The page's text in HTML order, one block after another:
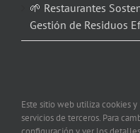
🌱 Restaurantes
Gestión de Residuos
Copyright 2012 – 2026
Este sitio web utiliza cookies y
servicios de terceros. Para